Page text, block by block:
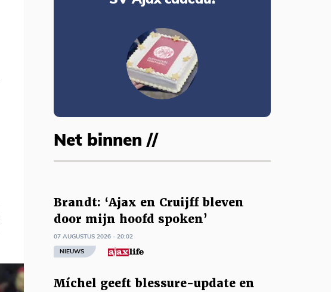
Net binnen //
Brandt: ‘Ajax en Cruijff bleven
door mijn hoofd spoken’
07 AUGUSTUS 2026 - 20:02
NIEUWS
Míchel geeft blessure-update en